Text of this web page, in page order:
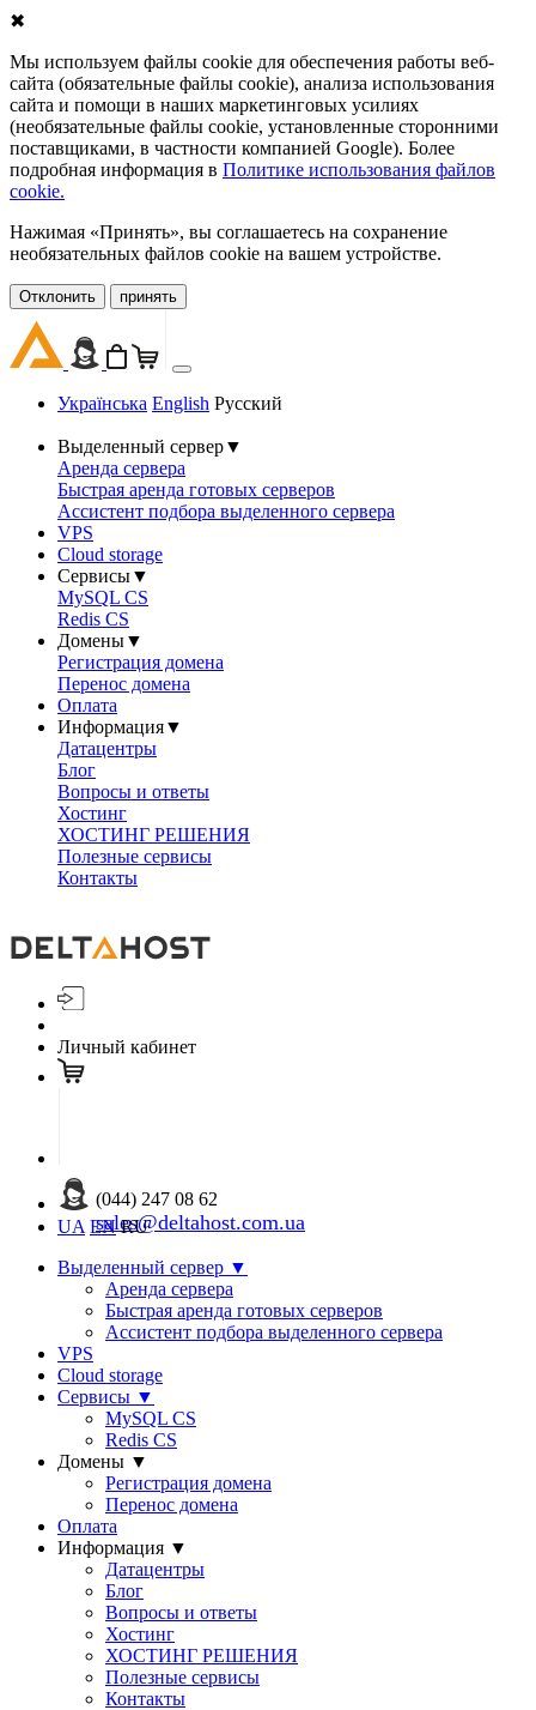
✖
Мы используем файлы cookie для обеспечения работы веб-
сайта (обязательные файлы cookie), анализа использования
сайта и помощи в наших маркетинговых усилиях
(необязательные файлы cookie, установленные сторонними
поставщиками, в частности компанией Google). Более
подробная информация в Политике использования файлов
cookie.
Нажимая «Принять», вы соглашаетесь на сохранение
необязательных файлов cookie на вашем устройстве.
Oтклонить принять
Українська English Русский
Выделенный сервер▼
Аренда сервера
Быстрая аренда готовых серверов
Ассистент подбора выделенного сервера
VPS
Cloud storage
Сервисы▼
MySQL CS
Redis CS
Домены▼
Регистрация домена
Перенос домена
Оплата
Информация▼
Датацентры
Блог
Вопросы и ответы
Хостинг
ХОСТИНГ РЕШЕНИЯ
Полезные сервисы
Контакты
Личный кабинет
(044) 247 08 62
sales@deltahost.com.ua
UA EN RU
Выделенный сервер ▼
Аренда сервера
Быстрая аренда готовых серверов
Ассистент подбора выделенного сервера
VPS
Cloud storage
Сервисы ▼
MySQL CS
Redis CS
Домены ▼
Регистрация домена
Перенос домена
Оплата
Информация ▼
Датацентры
Блог
Вопросы и ответы
Хостинг
ХОСТИНГ РЕШЕНИЯ
Полезные сервисы
Контакты